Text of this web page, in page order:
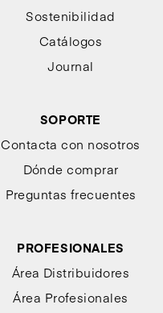
Sostenibilidad
Catálogos
Journal
SOPORTE
Contacta con nosotros
Dónde comprar
Preguntas frecuentes
PROFESIONALES
Área Distribuidores
Área Profesionales